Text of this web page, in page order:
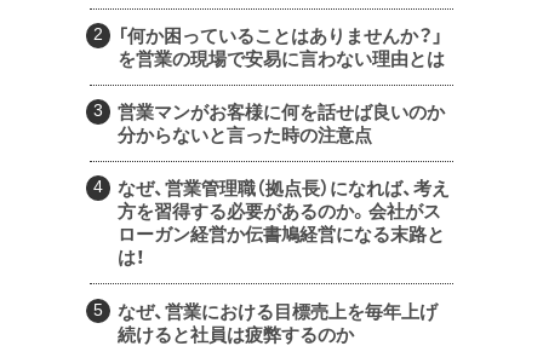
「何か困っていることはありませんか？」
を営業の現場で安易に言わない理由とは
営業マンがお客様に何を話せば良いのか
分からないと言った時の注意点
なぜ、営業管理職（拠点長）になれば、考え
方を習得する必要があるのか。会社がス
ローガン経営か伝書鳩経営になる末路と
は！
なぜ、営業における目標売上を毎年上げ
続けると社員は疲弊するのか